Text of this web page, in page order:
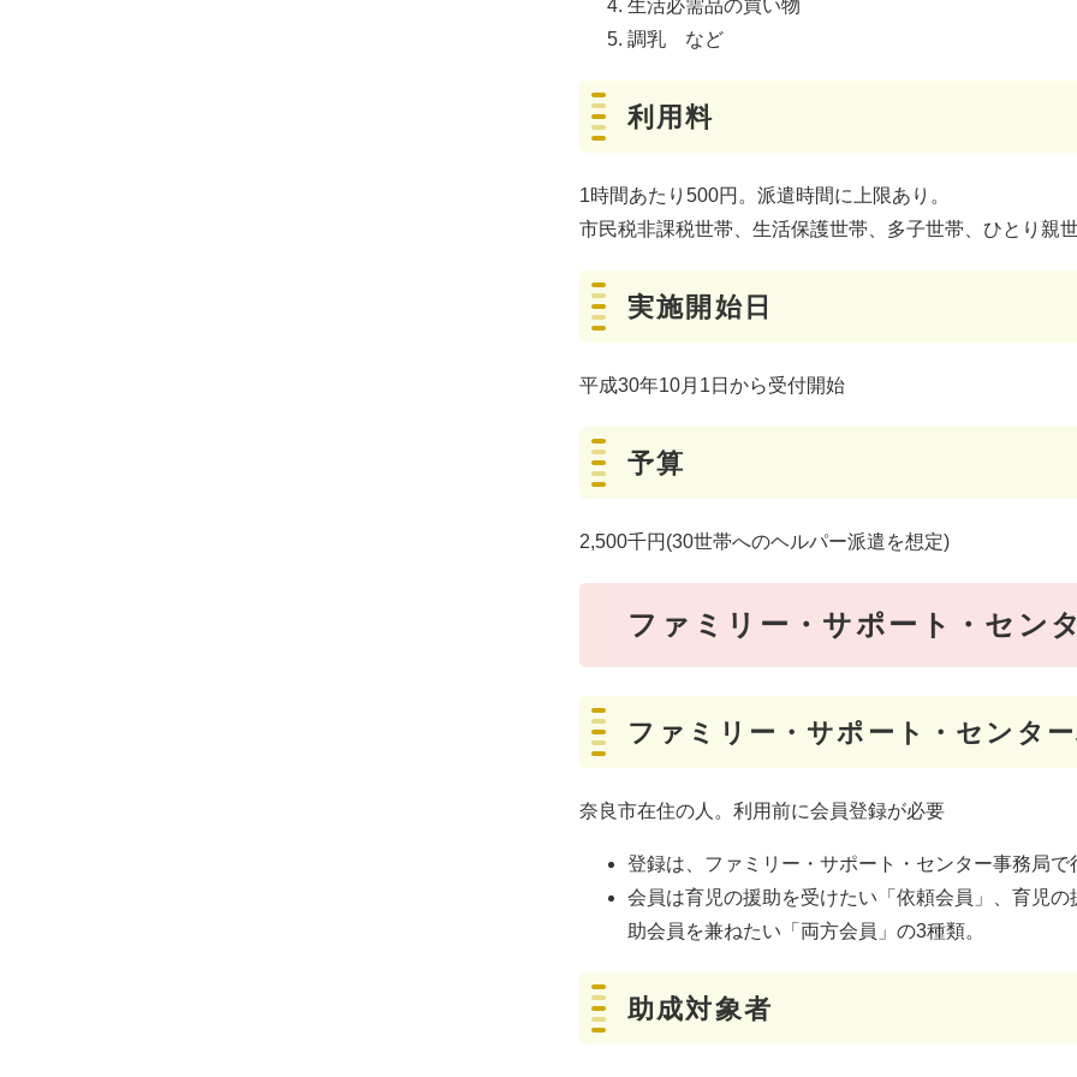
生活必需品の買い物
調乳 など
利用料
1時間あたり500円。派遣時間に上限あり。
市民税非課税世帯、生活保護世帯、多子世帯、ひとり親世
実施開始日
平成30年10月1日から受付開始
予算
2,500千円(30世帯へのヘルパー派遣を想定)
ファミリー・サポート・セン
ファミリー・サポート・センタ
奈良市在住の人。利用前に会員登録が必要
登録は、ファミリー・サポート・センター事務局で
会員は育児の援助を受けたい「依頼会員」、育児
助会員を兼ねたい「両方会員」の3種類。
助成対象者